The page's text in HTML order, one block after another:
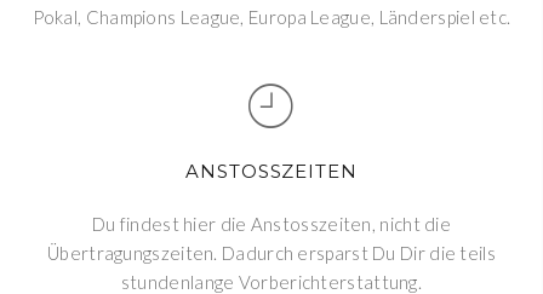
Pokal, Champions League, Europa League, Länderspiel etc.
ANSTOSSZEITEN
Du findest hier die Anstosszeiten, nicht die
Übertragungszeiten. Dadurch ersparst Du Dir die teils
stundenlange Vorberichterstattung.